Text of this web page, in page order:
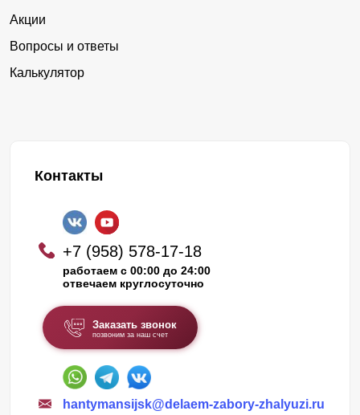
Акции
Вопросы и ответы
Калькулятор
Контакты
+7 (958) 578-17-18
работаем с 00:00 до 24:00
отвечаем круглосуточно
Заказать звонок
позвоним за наш счет
hantymansijsk@delaem-zabory-zhalyuzi.ru